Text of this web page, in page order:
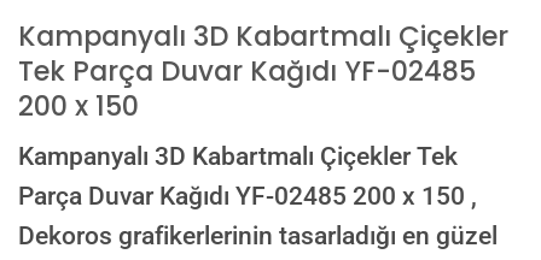
Kampanyalı 3D Kabartmalı Çiçekler
Tek Parça Duvar Kağıdı YF-02485
200 x 150
Kampanyalı 3D Kabartmalı Çiçekler Tek
Parça Duvar Kağıdı YF-02485 200 x 150 ,
Dekoros grafikerlerinin tasarladığı en güzel